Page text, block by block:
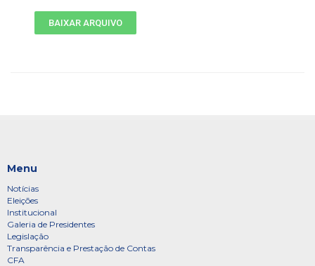
BAIXAR ARQUIVO
Menu
Notícias
Eleições
Institucional
Galeria de Presidentes
Legislação
Transparência e Prestação de Contas
CFA